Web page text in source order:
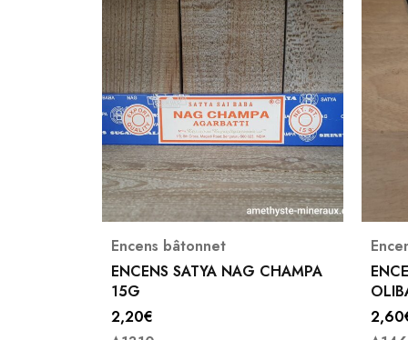
Encens bâtonnet
ENCENS AROMATIKA HEX.
OLIBAN
2,60€
DE